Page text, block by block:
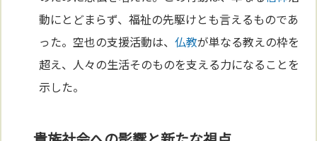
動にとどまらず、福祉の先駆けとも言えるものであ
った。空也の支援活動は、仏教が単なる教えの枠を
超え、人々の生活そのものを支える力になることを
示した。